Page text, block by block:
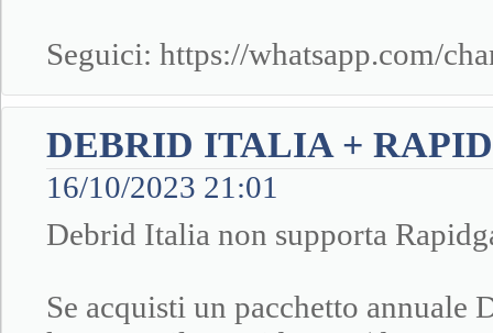
Seguici: https://whatsapp.com/
DEBRID ITALIA +
16/10/2023 21:01
Debrid Italia non supporta
Se acquisti un pacchetto